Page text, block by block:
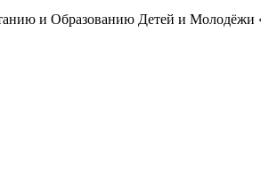
и Образованию Детей и Молодёжи